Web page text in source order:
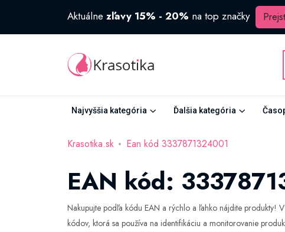
Aktuálne zľavy 15% - 20% na top značky
Najvyššia kategória Ďalšia kategória
Krasotika.sk Ean kód 3337871324001
EAN kód:
Nakupujte podľa kódu EAN a rýchlo a ľahko nájdite produkty!
kódov, ktorá sa používa na identifikáciu a monitorovanie